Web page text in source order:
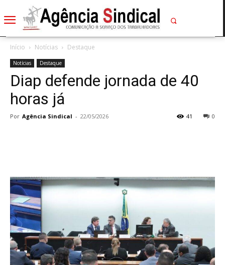
Início Notícias Destaque
Notícias Destaque
Diap defende jornada de 40
horas já
Por Agência Sindical - 22/05/2026 0
41